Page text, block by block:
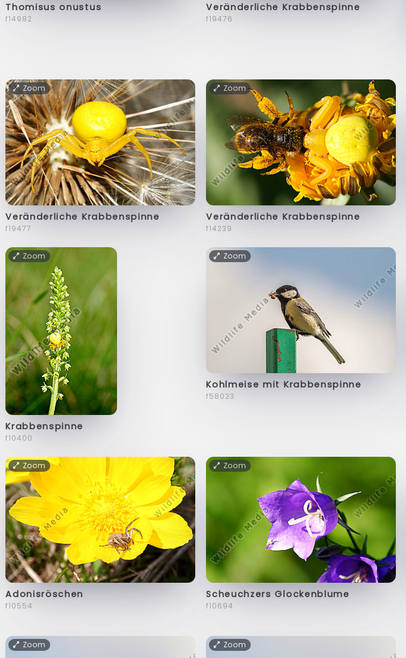
Thomisus onustus
f14982
Veränderliche Krabbenspinne
f19476
Zoom
Veränderliche Krabbenspinne
f19477
Zoom
Veränderliche Krabbenspinne
f14239
Zoom
Krabbenspinne
f10400
Zoom
Kohlmeise mit Krabbenspinne
f58023
Zoom
Adonisröschen
f10554
Zoom
Scheuchzers Glockenblume
f10694
Zoom Zoom